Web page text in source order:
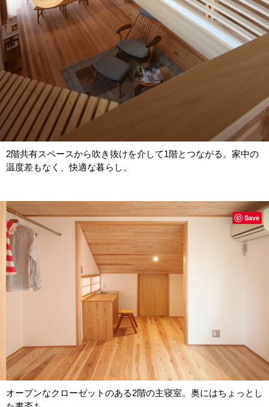
2階共有スペースから吹き抜けを介して1階とつながる。家中の
温度差もなく、快適な暮らし。
オープンなクローゼットのある2階の主寝室。奥にはちょっとし
Save